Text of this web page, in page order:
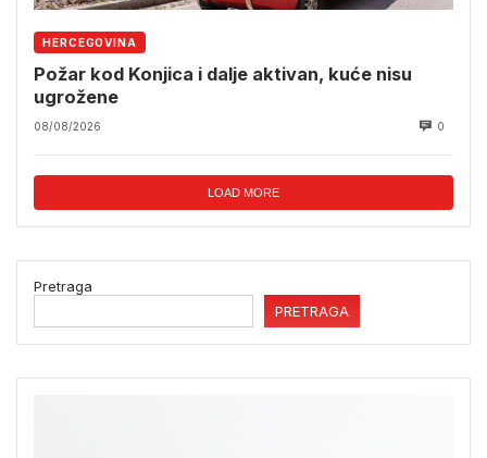
HERCEGOVINA
Požar kod Konjica i dalje aktivan, kuće nisu
ugrožene
08/08/2026 0
LOAD MORE
Pretraga
PRETRAGA